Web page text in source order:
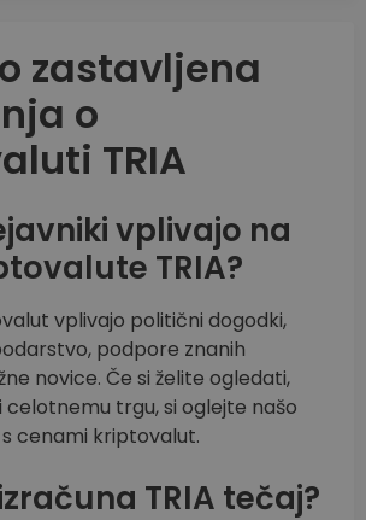
zastavljena
o
TRIA
vplivajo na
TRIA?
vplivajo politični dogodki,
podpore znanih
novice. Če si želite ogledati,
celotnemu trgu, si oglejte našo
cenami kriptovalut.
TRIA tečaj?